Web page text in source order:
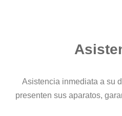
Asistencia inmediata a su
presenten sus aparatos,